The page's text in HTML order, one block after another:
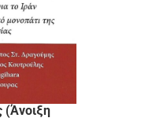
(Άνοιξη